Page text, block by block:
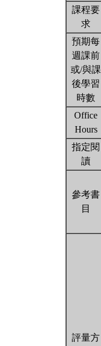
課程要
求
預期每
週課前
或/與課
後學習
時數
Office
Hours
指定閱
讀
參考書
目
評量方